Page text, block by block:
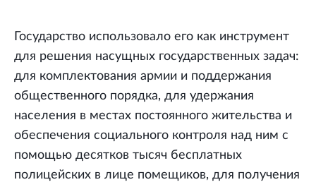
Государство использовало его как инструмент
для решения насущных государственных задач:
для комплектования армии и поддержания
общественного порядка, для удержания
населения в местах постоянного жительства и
обеспечения социального контроля над ним с
помощью десятков тысяч бесплатных
полицейских в лице помещиков, для получения